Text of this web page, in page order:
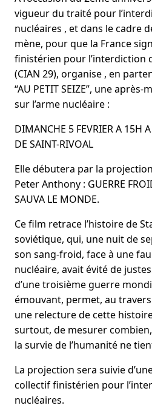
vigueur du traité pour
nucléaires , et dans le cadre
mène, pour que la France
finistérien pour l’interdiction
(CIAN 29), organise , en
“AU PETIT SEIZE”, une
sur l’arme nucléaire :
DIMANCHE 5 FEVRIER A 15H A
DE SAINT-RIVOAL
Elle débutera par la
Peter Anthony : GUERRE
SAUVA LE MONDE.
Ce film retrace l’histoire de
soviétique, qui, une nuit de
son sang-froid, face à une
nucléaire, avait évité de
d’une troisième guerre
émouvant, permet, au travers
une relecture de cette
surtout, de mesurer combien,
la survie de l’humanité ne
La projection sera suivie
collectif finistérien pour
nucléaires.